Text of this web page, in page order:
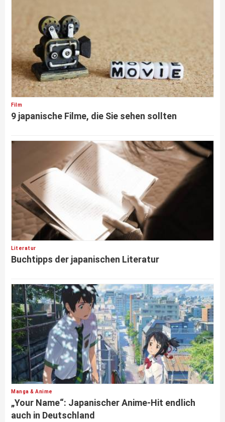
Film
9 japanische Filme, die Sie sehen sollten
Literatur
Buchtipps der japanischen Literatur
Manga & Anime
„Your Name“: Japanischer Anime-Hit endlich
auch in Deutschland